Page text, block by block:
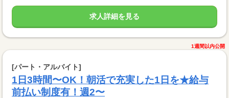
求人詳細を見る
1週間以内公開
[パート・アルバイト]
1日3時間〜OK！朝活で充実した1日を★給与
前払い制度有！週2〜